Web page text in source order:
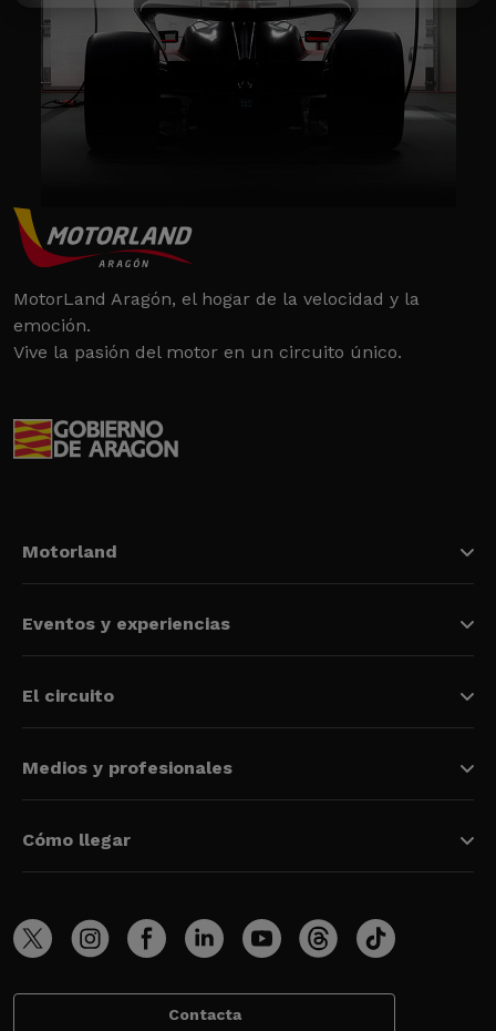
MotorLand Aragón, el hogar de la velocidad y la
emoción.
Vive la pasión del motor en un circuito único.
Motorland
Eventos y experiencias
El circuito
Medios y profesionales
Cómo llegar
Contacta